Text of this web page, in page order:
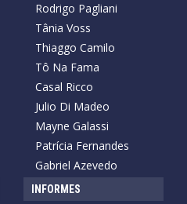
Rodrigo Pagliani
Tânia Voss
Thiaggo Camilo
Tô Na Fama
Casal Ricco
Julio Di Madeo
Mayne Galassi
Patrícia Fernandes
Gabriel Azevedo
INFORMES